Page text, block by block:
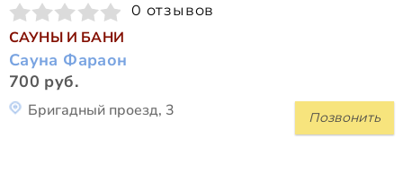
0 отзывов
САУНЫ И БАНИ
Сауна Фараон
700 руб.
Позвонить
Бригадный проезд, 3